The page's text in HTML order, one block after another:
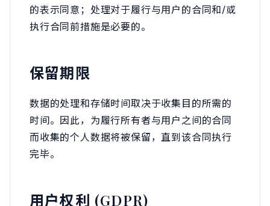
的表示同意；处理对于履行与用户的合同和/或
执行合同前措施是必要的。
保留期限
数据的处理和存储时间取决于收集目的所需的
时间。因此，为履行所有者与用户之间的合同
而收集的个人数据将被保留，直到该合同执行
完毕。
用户权利 (GDPR)